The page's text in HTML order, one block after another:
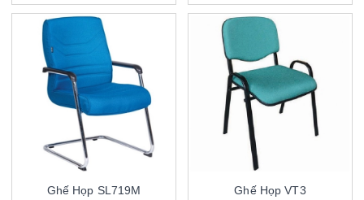
Ghế Họp SL719M Ghế Họp VT3